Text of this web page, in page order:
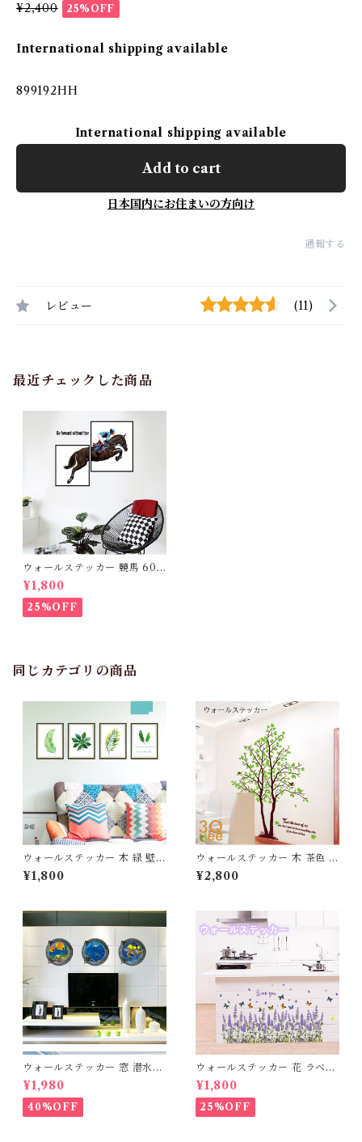
¥2,400 25%OFF
International shipping available
899192HH
International shipping available
Add to cart
日本国内にお住まいの方向け
通報する
レビュー (11)
最近チェックした商品
ウォールステッカー 競馬 60×
90cm 壁紙 シール 賃貸OK は
がせる 剥がせる DIY 模様替
え インテリア ハス はす シン
プル 鯉 カープ 魚 蜻蛉 トンボ
¥1,800
25%OFF
同じカテゴリの商品
ウォールステッカー 木 緑 壁紙
シール 賃貸OK はがせる 剥が
せる DIY 模様替え インテリ
とんぼ 和風 蝶々 バタフライ
ちょうちょ 送料無料
¥1,800
ウォールステッカー 木 茶色 壁
紙 シール 賃貸OK はがせる 剥
がせる DIY 模様替え インテ
緑 爽やか 癒し 送料無料
¥2,800
ウォールステッカー 窓 潜水艦
直径32cmシール3枚セット壁
紙 シール 賃貸OK はがせる 剥
がせる DIY 模様替え インテ
リア 海 海中 海底 マリン 水中
¥1,980
40%OFF
ウォールステッカー 花 ラベン
ダー 壁紙 シール 賃貸OK はが
せる 剥がせる DIY 模様替え
インテリア ラヴェンダー 蝶々
ちょうちょ バタフライ 花びら
¥1,800
25%OFF